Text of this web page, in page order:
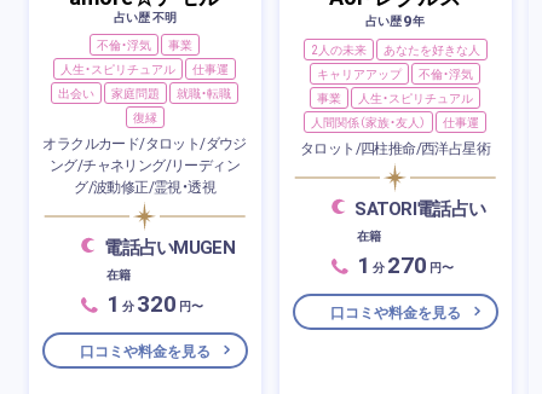
占い歴 不明
不倫・浮気
事業
人生・スピリチュアル
仕事運
出会い
家庭問題
就職・転職
復縁
オラクルカード/タロット/ダウジ
ング/チャネリング/リーディン
グ/波動修正/霊視・透視
電話占いMUGEN
在籍
1 分 320 円〜
口コミや料金を見る
占い歴9年
2人の未来
あなたを好きな人
キャリアアップ
不倫・浮気
事業
人生・スピリチュアル
人間関係（家族・友人）
仕事運
タロット/四柱推命/西洋占星術
SATORI電話占い
在籍
1 分 270 円〜
口コミや料金を見る